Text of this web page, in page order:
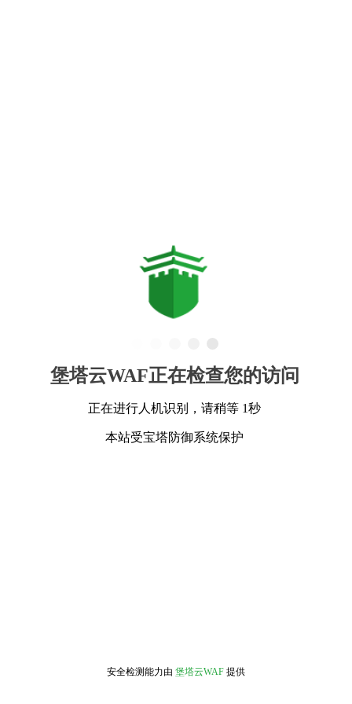
堡塔云WAF正在检查您的访问
正在进行人机识别，请稍等 1秒
本站受宝塔防御系统保护
安全检测能力由 堡塔云WAF 提供